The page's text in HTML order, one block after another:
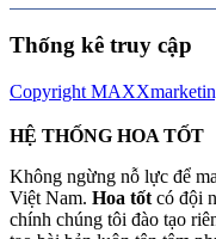
Thống kê truy cập
Copyright
HỆ THỐNG HOA TỐT
Không ngừng nỗ lực để
Việt Nam. Hoa tốt có đội
chính chúng tôi đào tạo